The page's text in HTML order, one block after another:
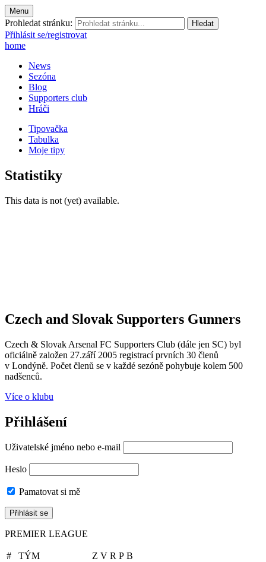
Menu
Prohledat stránku:
Přihlásit se/registrovat
home
News
Sezóna
Blog
Supporters club
Hráči
Tipovačka
Tabulka
Moje tipy
Statistiky
This data is not (yet) available.
Czech and Slovak Supporters Gunners
Czech & Slovak Arsenal FC Supporters Club (dále jen SC) byl
oficiálně založen 27.září 2005 registrací prvních 30 členů
v Londýně. Počet členů se v každé sezóně pohybuje kolem 500
nadšenců.
Více o klubu
Přihlášení
Uživatelské jméno nebo e-mail
Heslo
Pamatovat si mě
PREMIER LEAGUE
# TÝM Z V R P B